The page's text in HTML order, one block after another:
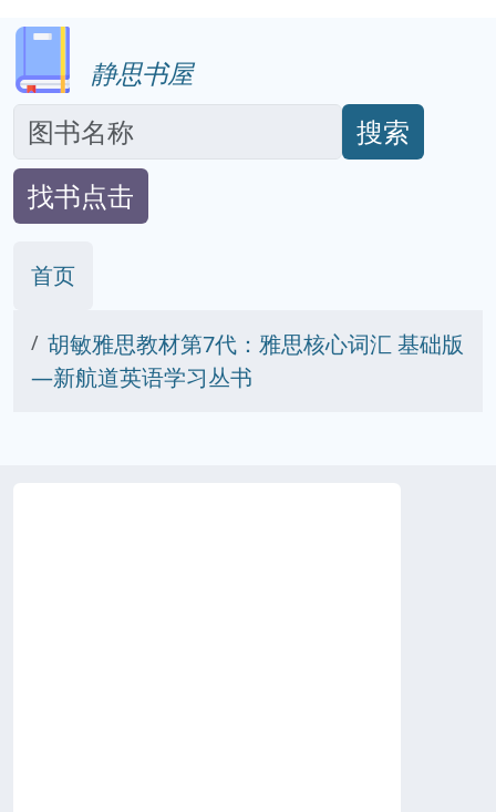
静思书屋
搜索
找书点击
首页
胡敏雅思教材第7代：雅思核心词汇 基础版
—新航道英语学习丛书